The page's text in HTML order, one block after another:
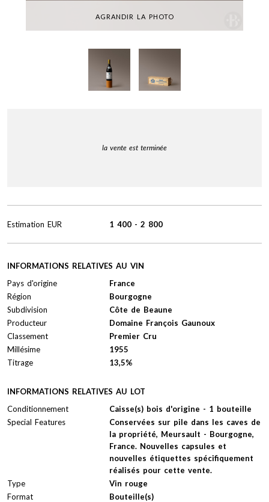
AGRANDIR LA PHOTO
la vente est terminée
INFORMATIONS RELATIVES AU VIN
Pays d'origine
France
Région
Bourgogne
Subdivision
Côte de Beaune
Producteur
Domaine François Gaunoux
Classement
Premier Cru
Millésime
1955
Titrage
13,5%
INFORMATIONS RELATIVES AU LOT
Conditionnement
Caisse(s) bois d'origine - 1 bouteille
Special Features
Conservées sur pile dans les caves de
la propriété, Meursault - Bourgogne,
France. Nouvelles capsules et
nouvelles étiquettes spécifiquement
réalisés pour cette vente.
Type
Vin rouge
Format
Bouteille(s)
Estimation EUR 1 400 - 2 800